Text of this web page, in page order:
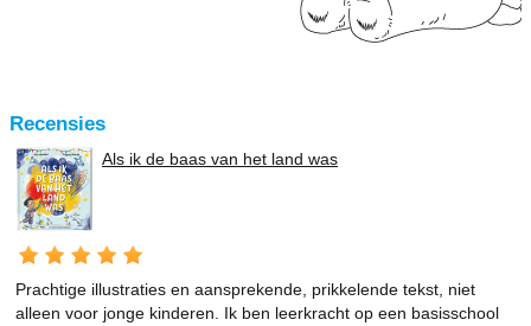
Recensies
Als ik de baas van het land was
Prachtige illustraties en aansprekende, prikkelende tekst, niet
alleen voor jonge kinderen. Ik ben leerkracht op een basisschool